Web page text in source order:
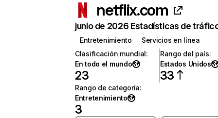
netflix.com
junio de 2026 Estadísticas de
Entretenimiento
Servicios en línea
Clasificación mundial:
En todo el mundo
23
Rango del país:
Estados Unidos
33
Rango de categoría:
Entretenimiento
3